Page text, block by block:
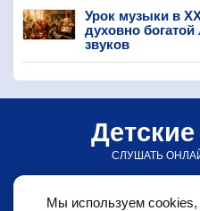
Урок музыки в
духовно богатой
звуков
СЛУШАТЬ
Мы используем